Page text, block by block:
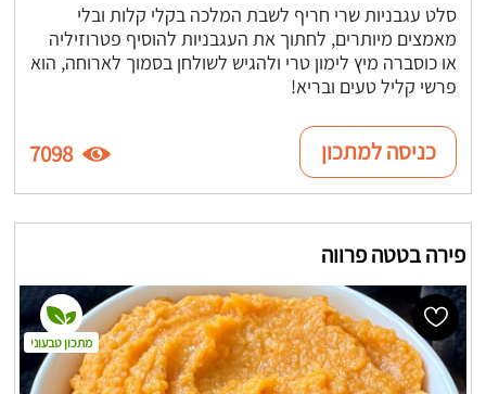
סלט עגבניות שרי חריף לשבת המלכה בקלי קלות ובלי
מאמצים מיותרים, לחתוך את העגבניות להוסיף פטרוזיליה
או כוסברה מיץ לימון טרי ולהגיש לשולחן בסמוך לארוחה, הוא
פרשי קליל טעים ובריא!
כניסה למתכון 7098
פירה בטטה פרווה
מתכון טבעוני